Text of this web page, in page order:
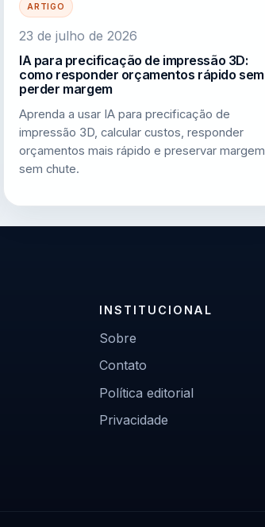
ARTIGO
23 de julho de 2026
IA para precificação de impressão 3D:
como responder orçamentos rápido sem
perder margem
Aprenda a usar IA para precificação de
impressão 3D, calcular custos, responder
orçamentos mais rápido e preservar margem
sem chute.
INSTITUCIONAL
Sobre
Contato
Política editorial
Privacidade